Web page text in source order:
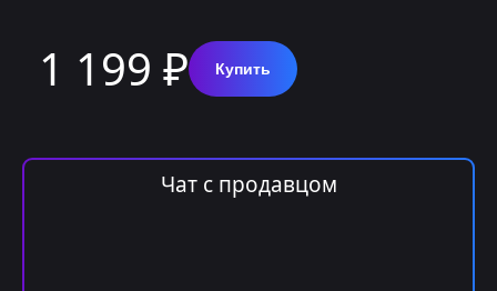
1 199 ₽ Купить
Чат с продавцом